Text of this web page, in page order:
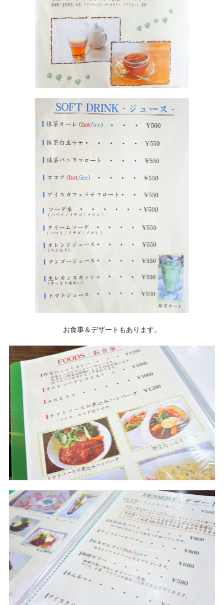
お食事＆デザートもあります。